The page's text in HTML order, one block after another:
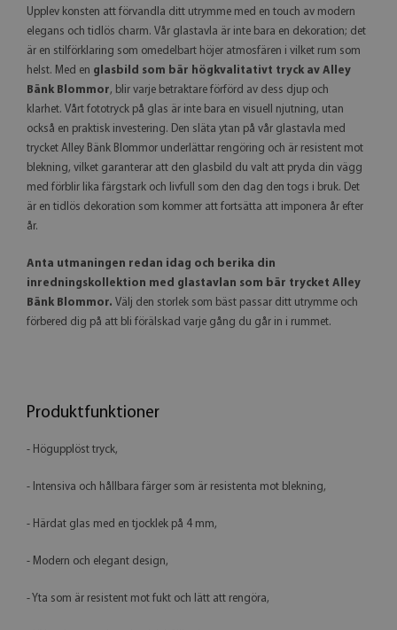
Upplev konsten att förvandla ditt utrymme med en touch av modern
elegans och tidlös charm. Vår glastavla är inte bara en dekoration; det
är en stilförklaring som omedelbart höjer atmosfären i vilket rum som
helst. Med en glasbild som bär högkvalitativt tryck av Alley
Bänk Blommor, blir varje betraktare förförd av dess djup och
klarhet. Vårt fototryck på glas är inte bara en visuell njutning, utan
också en praktisk investering. Den släta ytan på vår glastavla med
trycket Alley Bänk Blommor underlättar rengöring och är resistent mot
blekning, vilket garanterar att den glasbild du valt att pryda din vägg
med förblir lika färgstark och livfull som den dag den togs i bruk. Det
är en tidlös dekoration som kommer att fortsätta att imponera år efter
år.
Anta utmaningen redan idag och berika din
inredningskollektion med glastavlan som bär trycket Alley
Bänk Blommor. Välj den storlek som bäst passar ditt utrymme och
förbered dig på att bli förälskad varje gång du går in i rummet.
Produktfunktioner
- Högupplöst tryck,
- Intensiva och hållbara färger som är resistenta mot blekning,
- Härdat glas med en tjocklek på 4 mm,
- Modern och elegant design,
- Yta som är resistent mot fukt och lätt att rengöra,